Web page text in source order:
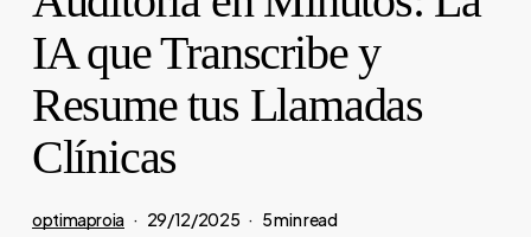
IA que Transcribe y
Resume tus Llamadas
Clínicas
optimaproia 29/12/2025 5 min read